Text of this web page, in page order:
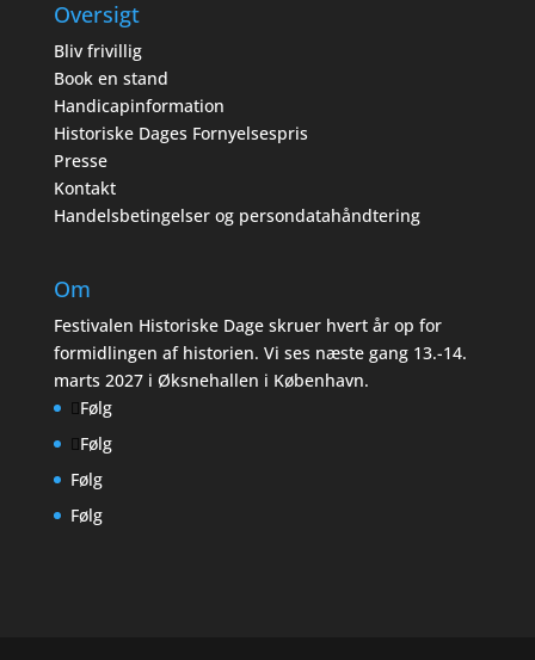
Oversigt
Bliv frivillig
Book en stand
Handicapinformation
Historiske Dages Fornyelsespris
Presse
Kontakt
Handelsbetingelser og persondatahåndtering
Om
Festivalen Historiske Dage skruer hvert år op for
formidlingen af historien. Vi ses næste gang 13.-14.
marts 2027 i Øksnehallen i København.
Følg
Følg
Følg
Følg